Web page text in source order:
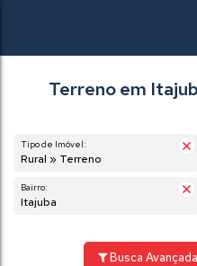
Terreno em
Tipo de Imóvel:
Rural » Terreno
Bairro:
Itajuba
Busca Avançada